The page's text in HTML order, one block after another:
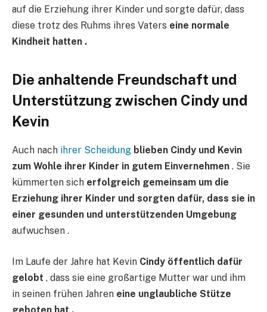
auf die Erziehung ihrer Kinder und sorgte dafür, dass
diese trotz des Ruhms ihres Vaters eine normale
Kindheit hatten .
Die anhaltende Freundschaft und
Unterstützung zwischen Cindy und
Kevin
Auch nach ihrer Scheidung blieben Cindy und Kevin
zum Wohle ihrer Kinder in gutem Einvernehmen . Sie
kümmerten sich erfolgreich gemeinsam um die
Erziehung ihrer Kinder und sorgten dafür, dass sie in
einer gesunden und unterstützenden Umgebung
aufwuchsen .
Im Laufe der Jahre hat Kevin Cindy öffentlich dafür
gelobt , dass sie eine großartige Mutter war und ihm
in seinen frühen Jahren eine unglaubliche Stütze